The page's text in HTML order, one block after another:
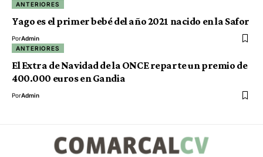
ANTERIORES
Yago es el primer bebé del año 2021 nacido en la Safor
PorAdmin
ANTERIORES
El Extra de Navidad de la ONCE reparte un premio de
400.000 euros en Gandia
PorAdmin